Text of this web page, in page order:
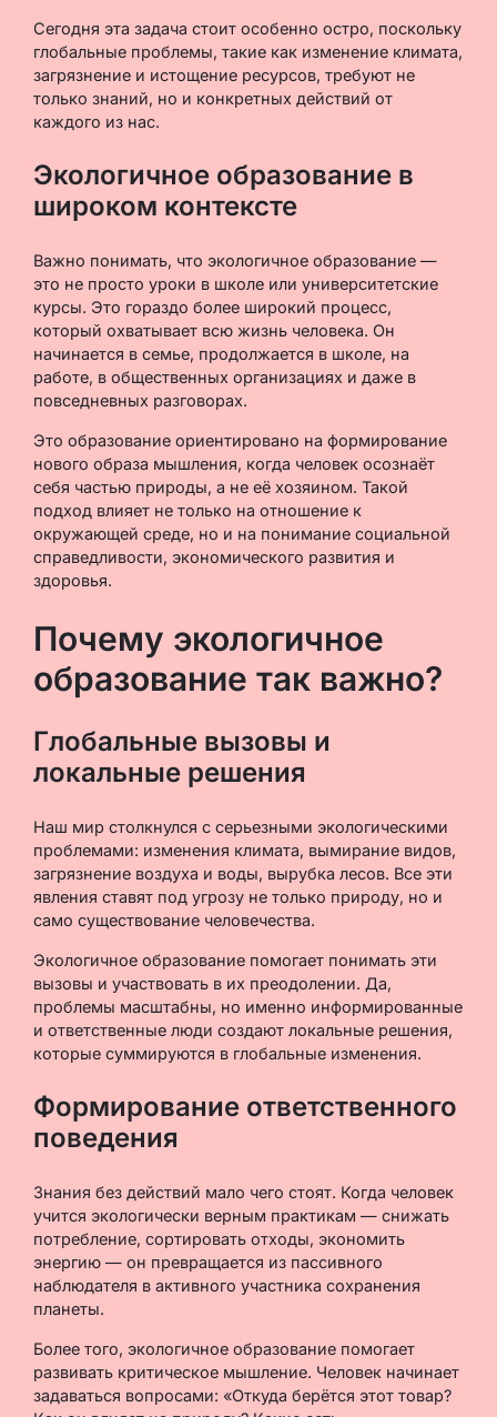
Сегодня эта задача стоит особенно остро, поскольку
глобальные проблемы, такие как изменение климата,
загрязнение и истощение ресурсов, требуют не
только знаний, но и конкретных действий от
каждого из нас.
Экологичное образование в
широком контексте
Важно понимать, что экологичное образование —
это не просто уроки в школе или университетские
курсы. Это гораздо более широкий процесс,
который охватывает всю жизнь человека. Он
начинается в семье, продолжается в школе, на
работе, в общественных организациях и даже в
повседневных разговорах.
Это образование ориентировано на формирование
нового образа мышления, когда человек осознаёт
себя частью природы, а не её хозяином. Такой
подход влияет не только на отношение к
окружающей среде, но и на понимание социальной
справедливости, экономического развития и
здоровья.
Почему экологичное
образование так важно?
Глобальные вызовы и
локальные решения
Наш мир столкнулся с серьезными экологическими
проблемами: изменения климата, вымирание видов,
загрязнение воздуха и воды, вырубка лесов. Все эти
явления ставят под угрозу не только природу, но и
само существование человечества.
Экологичное образование помогает понимать эти
вызовы и участвовать в их преодолении. Да,
проблемы масштабны, но именно информированные
и ответственные люди создают локальные решения,
которые суммируются в глобальные изменения.
Формирование ответственного
поведения
Знания без действий мало чего стоят. Когда человек
учится экологически верным практикам — снижать
потребление, сортировать отходы, экономить
энергию — он превращается из пассивного
наблюдателя в активного участника сохранения
планеты.
Более того, экологичное образование помогает
развивать критическое мышление. Человек начинает
задаваться вопросами: «Откуда берётся этот товар?